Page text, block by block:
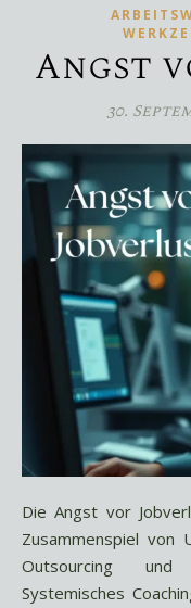
Angst
30.
Die Angst vor Jobverlust entsteht aus einem komplexen
Zusammenspiel von
Outsourcing und
Systemisches